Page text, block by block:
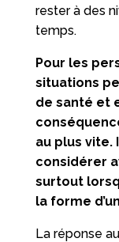
rester à des
temps.
Pour les
situations
de santé et
au plus vite.
considérer
surtout
la forme
La réponse